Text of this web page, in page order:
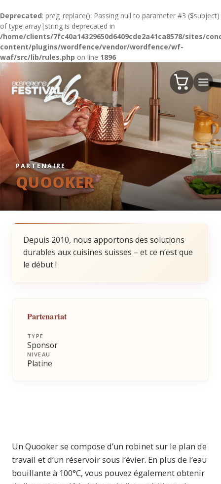
Deprecated: preg_replace(): Passing null to parameter #3 ($subject)
of type array|string is deprecated in
/home/clients/7fc40a14329650d6409cde2a41ca8578/sites/
content/plugins/wordfence/vendor/wordfence/wf-
waf/src/lib/rules.php on line 1896
PARTENAIRE
QUOOKER
Depuis 2010, nous apportons des solutions
durables aux cuisines suisses – et ce n’est que
le début !
Un Quooker se compose d’un robinet sur le plan de
travail et d’un réservoir sous l’évier. En plus de l’eau
bouillante à 100°C, vous pouvez également obtenir
Partenariat
TYPE
Sponsor
NIVEAU
Platine